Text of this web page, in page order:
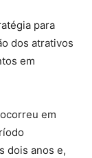
para
dos atrativos
em
em
dois anos e,